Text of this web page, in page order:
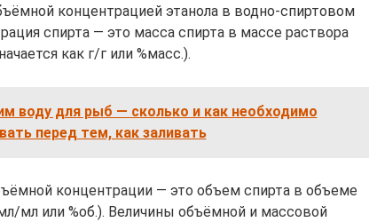
концентрацией этанола в водно-спиртовом
спирта — это масса спирта в массе раствора
как г/г или %масс.).
воду для рыб — сколько и как необходимо
перед тем, как заливать
концентрации — это объем спирта в объеме
мл или %об.). Величины объёмной и массовой